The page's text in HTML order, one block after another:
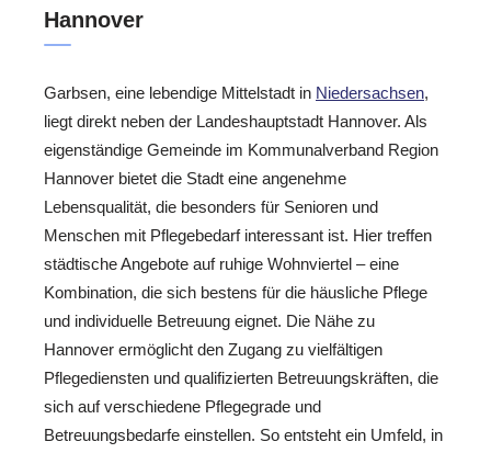
Hannover
Garbsen, eine lebendige Mittelstadt in Niedersachsen,
liegt direkt neben der Landeshauptstadt Hannover. Als
eigenständige Gemeinde im Kommunalverband Region
Hannover bietet die Stadt eine angenehme
Lebensqualität, die besonders für Senioren und
Menschen mit Pflegebedarf interessant ist. Hier treffen
städtische Angebote auf ruhige Wohnviertel – eine
Kombination, die sich bestens für die häusliche Pflege
und individuelle Betreuung eignet. Die Nähe zu
Hannover ermöglicht den Zugang zu vielfältigen
Pflegediensten und qualifizierten Betreuungskräften, die
sich auf verschiedene Pflegegrade und
Betreuungsbedarfe einstellen. So entsteht ein Umfeld, in